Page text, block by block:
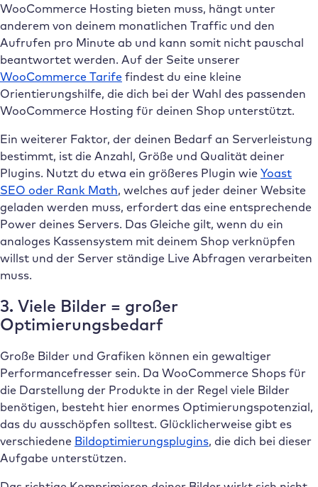
WooCommerce Hosting bieten muss, hängt unter
anderem von deinem monatlichen Traffic und den
Aufrufen pro Minute ab und kann somit nicht pauschal
beantwortet werden. Auf der Seite unserer
WooCommerce Tarife findest du eine kleine
Orientierungshilfe, die dich bei der Wahl des passenden
WooCommerce Hosting für deinen Shop unterstützt.
Ein weiterer Faktor, der deinen Bedarf an Serverleistung
bestimmt, ist die Anzahl, Größe und Qualität deiner
Plugins. Nutzt du etwa ein größeres Plugin wie Yoast
SEO oder Rank Math, welches auf jeder deiner Website
geladen werden muss, erfordert das eine entsprechende
Power deines Servers. Das Gleiche gilt, wenn du ein
analoges Kassensystem mit deinem Shop verknüpfen
willst und der Server ständige Live Abfragen verarbeiten
muss.
3. Viele Bilder = großer
Optimierungsbedarf
Große Bilder und Grafiken können ein gewaltiger
Performancefresser sein. Da WooCommerce Shops für
die Darstellung der Produkte in der Regel viele Bilder
benötigen, besteht hier enormes Optimierungspotenzial,
das du ausschöpfen solltest. Glücklicherweise gibt es
verschiedene Bildoptimierungsplugins, die dich bei dieser
Aufgabe unterstützen.